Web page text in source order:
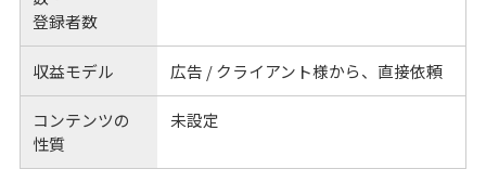
登録者数
収益モデル 広告 / クライアント様から、直接依頼
コンテンツの
性質
未設定